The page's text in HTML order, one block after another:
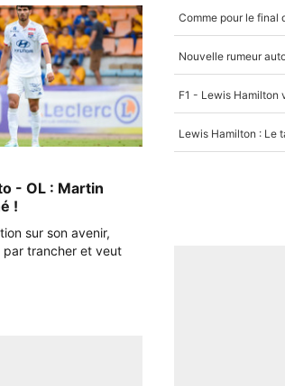
- OL : Martin
!
sur son avenir,
par trancher et veut